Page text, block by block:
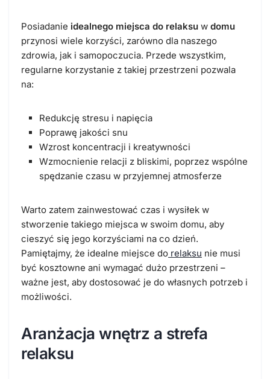
Posiadanie idealnego miejsca do relaksu w domu
przynosi wiele korzyści, zarówno dla naszego
zdrowia, jak i samopoczucia. Przede wszystkim,
regularne korzystanie z takiej przestrzeni pozwala
na:
Redukcję stresu i napięcia
Poprawę jakości snu
Wzrost koncentracji i kreatywności
Wzmocnienie relacji z bliskimi, poprzez wspólne
spędzanie czasu w przyjemnej atmosferze
Warto zatem zainwestować czas i wysiłek w
stworzenie takiego miejsca w swoim domu, aby
cieszyć się jego korzyściami na co dzień.
Pamiętajmy, że idealne miejsce do relaksu nie musi
być kosztowne ani wymagać dużo przestrzeni –
ważne jest, aby dostosować je do własnych potrzeb i
możliwości.
Aranżacja wnętrz a strefa
relaksu